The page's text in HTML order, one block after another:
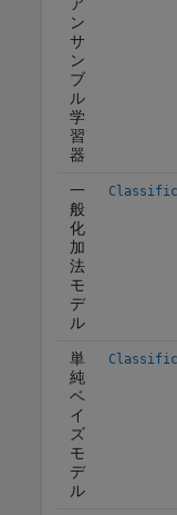
ン
サ
ン
ブ
ル
学
習
器
一
般
化
加
法
モ
デ
ル
単
純
ベ
イ
ズ
モ
デ
ル